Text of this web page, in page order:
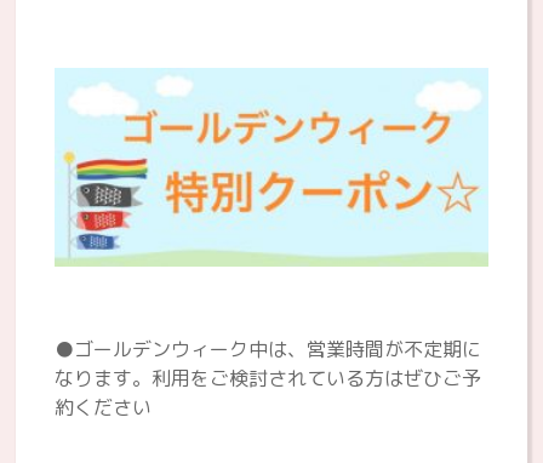
●ゴールデンウィーク中は、営業時間が不定期に
なります。利用をご検討されている方はぜひご予
約ください